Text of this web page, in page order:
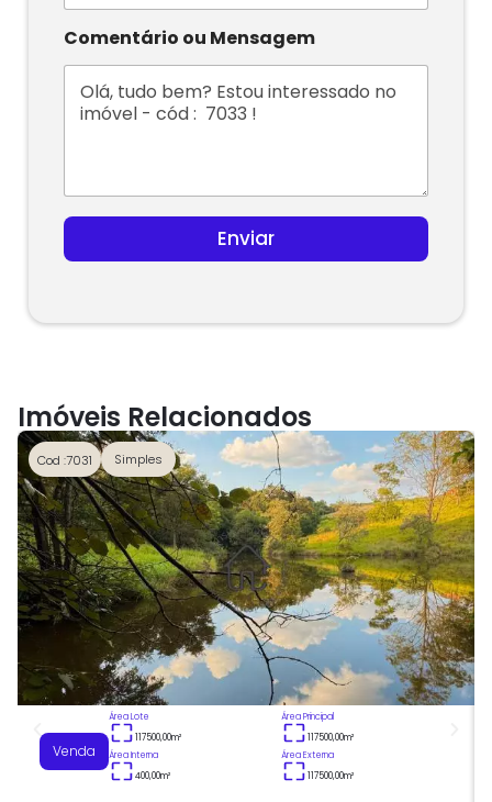
n
i
d
S
e
s
1
Comentário ou Mensagem
Enviar
Imóveis Relacionados
Cod :7031 Simples
Venda
Área Lote
117500,00m²
Área Principal
117500,00m²
Área Interna
400,00m²
Área Externa
117500,00m²